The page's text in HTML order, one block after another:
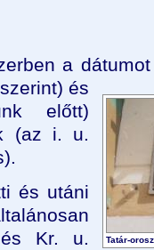
Tatár-
a
és
előtt)
(az i. u.
és utáni
Kr. u.